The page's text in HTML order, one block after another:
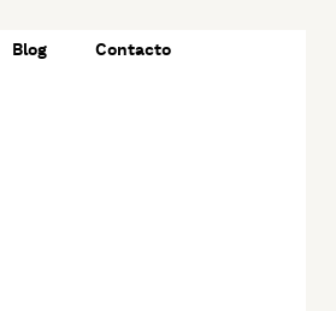
Blog Contacto